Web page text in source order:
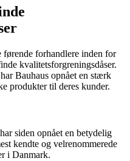
forhandlere inden for
kvalitetsforgreningsdåser.
Bauhaus opnået en stærk
produkter til deres kunder.
siden opnået en betydelig
kendte og velrenommerede
i Danmark.